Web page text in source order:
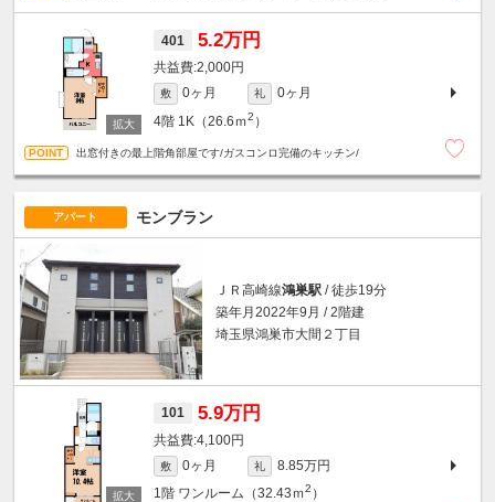
401 5.2万円
2,000円
敷 0ヶ月 礼
0ヶ月
4階 1K（26.6ｍ2 ）
出窓付きの最上階角部屋です/ガスコンロ完備のキッチン/
アパート モンブラン
ＪＲ高崎線鴻巣駅 / 徒歩19分
築年月2022年9月 / 2階建
埼玉県鴻巣市大間２丁目
101 5.9万円
4,100円
敷 0ヶ月 礼
8.85万円
1階 ワンルーム（32.43ｍ2 ）